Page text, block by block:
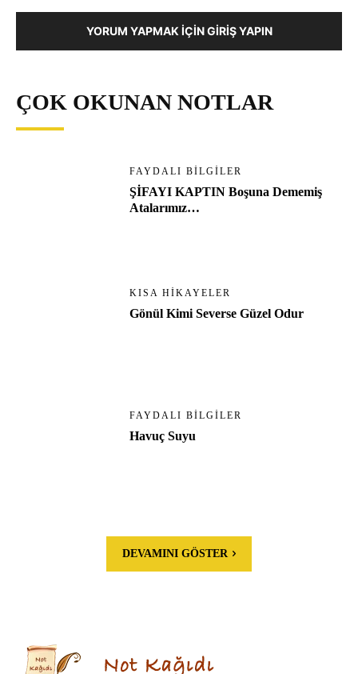
YORUM YAPMAK İÇIN GIRIŞ YAPIN
ÇOK OKUNAN NOTLAR
FAYDALI BILGILER
ŞİFAYI KAPTIN Boşuna Dememiş
Atalarımız…
KISA HIKAYELER
Gönül Kimi Severse Güzel Odur
FAYDALI BILGILER
Havuç Suyu
DEVAMINI GÖSTER